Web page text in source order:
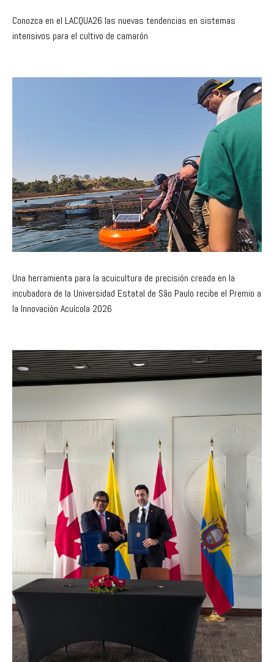
Conozca en el LACQUA26 las nuevas tendencias en sistemas
intensivos para el cultivo de camarón
Una herramienta para la acuicultura de precisión creada en la
incubadora de la Universidad Estatal de São Paulo recibe el Premio a
la Innovación Acuícola 2026